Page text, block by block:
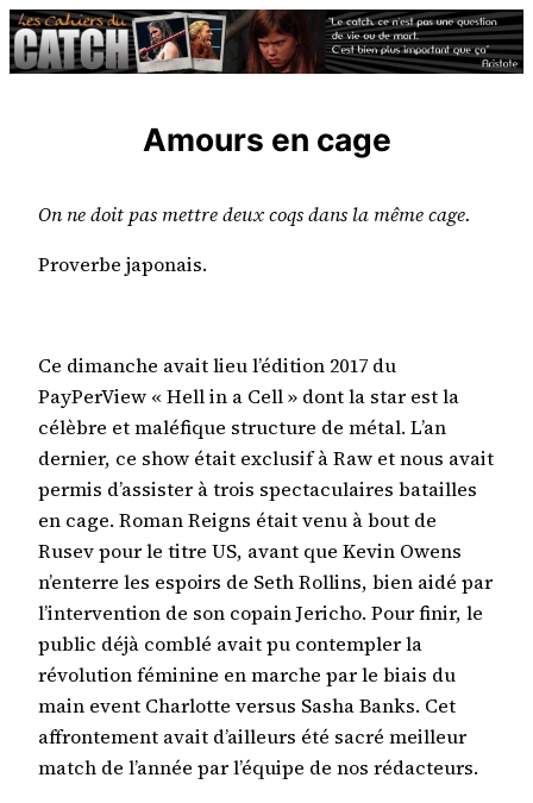
Aller
au
Amours en cage
On ne doit pas mettre deux coqs dans la même cage.
Proverbe japonais.
Ce dimanche avait lieu l’édition 2017 du
PayPerView « Hell in a Cell » dont la star est la
célèbre et maléfique structure de métal. L’an
dernier, ce show était exclusif à Raw et nous avait
permis d’assister à trois spectaculaires batailles
en cage. Roman Reigns était venu à bout de
Rusev pour le titre US, avant que Kevin Owens
n’enterre les espoirs de Seth Rollins, bien aidé par
l’intervention de son copain Jericho. Pour finir, le
public déjà comblé avait pu contempler la
révolution féminine en marche par le biais du
main event Charlotte versus Sasha Banks. Cet
affrontement avait d’ailleurs été sacré meilleur
match de l’année par l’équipe de nos rédacteurs.